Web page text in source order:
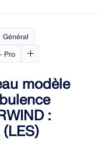
Général
Pro
modèle
: